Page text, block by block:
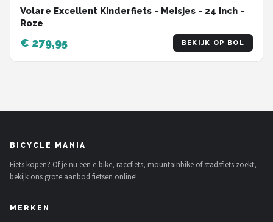
Volare Excellent Kinderfiets - Meisjes - 24 inch -
Roze
€ 279,95 BEKIJK OP BOL
BICYCLE MANIA
Fiets kopen? Of je nu een e-bike, racefiets, mountainbike of stadsfiets zoekt,
bekijk ons grote aanbod fietsen online!
MERKEN